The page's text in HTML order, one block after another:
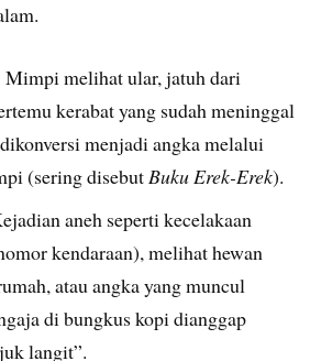
Mimpi melihat ular, jatuh dari
kerabat yang sudah meninggal
menjadi angka melalui
(sering disebutBuku Erek-Erek).
aneh seperti kecelakaan
kendaraan), melihat hewan
atau angka yang muncul
di bungkus kopi dianggap
langit”.